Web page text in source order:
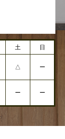
土 日
△ ー
ー ー